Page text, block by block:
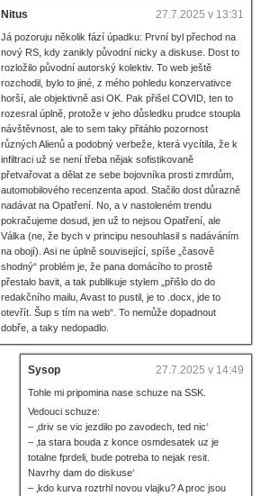
Nitus 27.7.2025 v 13:31
Já pozoruju několik fází úpadku: První byl přechod na
nový RS, kdy zanikly původní nicky a diskuse. Dost to
rozložilo původní autorský kolektiv. To web ještě
rozchodil, bylo to jiné, z mého pohledu konzervativce
horší, ale objektivně asi OK. Pak přišel COVID, ten to
rozesral úplně, protože v jeho důsledku prudce stoupla
návštěvnost, ale to sem taky přitáhlo pozornost
různých Alienů a podobný verbeže, která vycítila, že k
infiltraci už se není třeba nějak sofistikovaně
přetvařovat a dělat ze sebe bojovníka prosti zmrdům,
automobilového recenzenta apod. Stačilo dost důrazně
nadávat na Opatření. No, a v nastoleném trendu
pokračujeme dosud, jen už to nejsou Opatření, ale
Válka (ne, že bych v principu nesouhlasil s nadáváním
na obojí). Asi ne úplně související, spíše „časově
shodný“ problém je, že pana domácího to prostě
přestalo bavit, a tak publikuje stylem „přišlo do do
redakčního mailu, Avast to pustil, je to .docx, jde to
otevřít. Šup s tím na web“. To nemůže dopadnout
dobře, a taky nedopadlo.
Sysop 27.7.2025 v 14:49
Tohle mi pripomina nase schuze na SSK.
Vedouci schuze:
– ‚driv se vic jezdilo po zavodech, ted nic‘
– ‚ta stara bouda z konce osmdesatek uz je
totalne fprdeli, bude potreba to nejak resit.
Navrhy dam do diskuse‘
– ‚kdo kurva roztrhl novou vlajku? A proc jsou